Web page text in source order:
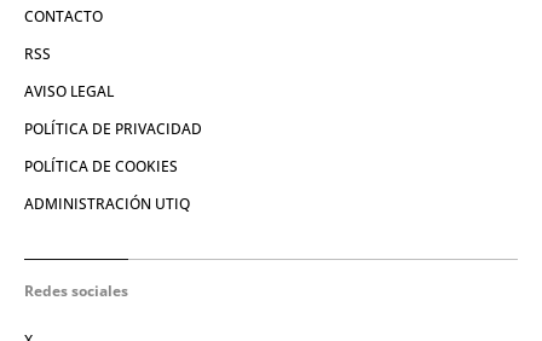
CONTACTO
RSS
AVISO LEGAL
POLÍTICA DE PRIVACIDAD
POLÍTICA DE COOKIES
ADMINISTRACIÓN UTIQ
Redes sociales